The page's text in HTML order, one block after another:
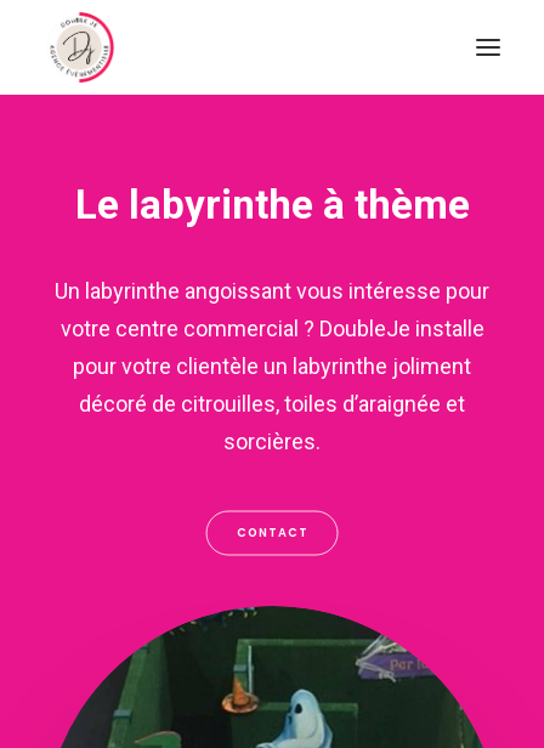
Le labyrinthe à thème
Un labyrinthe angoissant vous intéresse pour
votre centre commercial ? DoubleJe installe
pour votre clientèle un labyrinthe joliment
décoré de citrouilles, toiles d’araignée et
sorcières.
CONTACT